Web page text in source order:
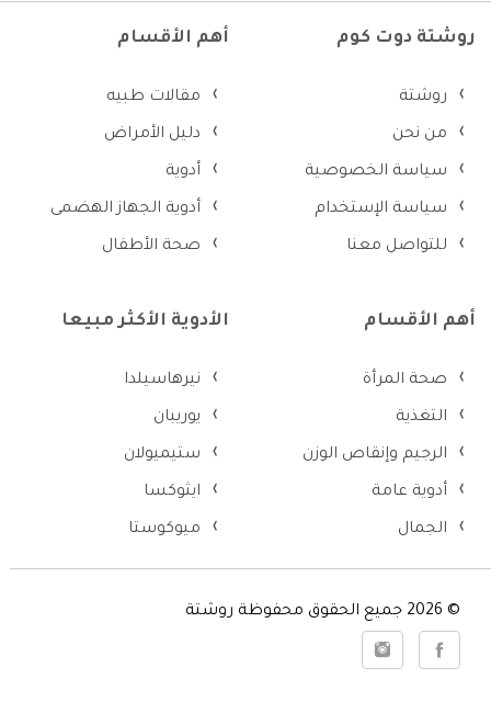
روشتة دوت كوم
روشتة
من نحن
سياسة الخصوصية
سياسة الإستخدام
للتواصل معنا
أهم الأقسام
مقالات طبيه
دليل الأمراض
أدوية
أدوية الجهاز الهضمى
صحة الأطفال
أهم الأقسام
صحة المرأة
التغذية
الرجيم وإنقاص الوزن
أدوية عامة
الجمال
الأدوية الأكثر مبيعا
نيرهاسيلدا
يوريبان
ستيميولان
ايثوكسا
ميوكوستا
© 2026 جميع الحقوق محفوظة روشتة